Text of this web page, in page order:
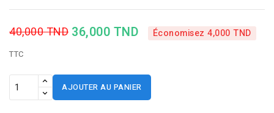
40,000 TND 36,000 TND Économisez 4,000 TND
TTC
AJOUTER AU PANIER